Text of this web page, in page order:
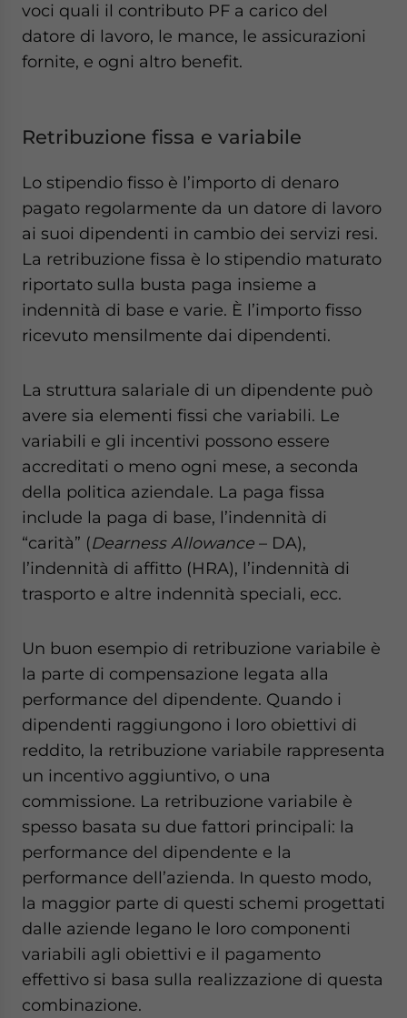
voci quali il contributo PF a carico del
datore di lavoro, le mance, le assicurazioni
fornite, e ogni altro benefit.
Retribuzione fissa e variabile
Lo stipendio fisso è l’importo di denaro
pagato regolarmente da un datore di lavoro
ai suoi dipendenti in cambio dei servizi resi.
La retribuzione fissa è lo stipendio maturato
riportato sulla busta paga insieme a
indennità di base e varie. È l’importo fisso
ricevuto mensilmente dai dipendenti.
La struttura salariale di un dipendente può
avere sia elementi fissi che variabili. Le
variabili e gli incentivi possono essere
accreditati o meno ogni mese, a seconda
della politica aziendale. La paga fissa
include la paga di base, l’indennità di
“carità” (Dearness Allowance – DA),
l’indennità di affitto (HRA), l’indennità di
trasporto e altre indennità speciali, ecc.
Un buon esempio di retribuzione variabile è
la parte di compensazione legata alla
performance del dipendente. Quando i
dipendenti raggiungono i loro obiettivi di
reddito, la retribuzione variabile rappresenta
un incentivo aggiuntivo, o una
commissione. La retribuzione variabile è
spesso basata su due fattori principali: la
performance del dipendente e la
performance dell’azienda. In questo modo,
la maggior parte di questi schemi progettati
dalle aziende legano le loro componenti
variabili agli obiettivi e il pagamento
effettivo si basa sulla realizzazione di questa
combinazione.